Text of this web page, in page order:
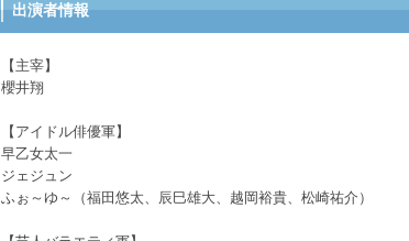
出演者情報
【主宰】
櫻井翔
【アイドル俳優軍】
早乙女太一
ジェジュン
ふぉ～ゆ～（福田悠太、辰巳雄大、越岡裕貴、松崎祐介）